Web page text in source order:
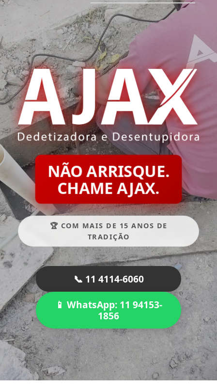
NÃO ARRISQUE.
CHAME AJAX.
🏆 COM MAIS DE 15 ANOS DE
TRADIÇÃO
📞 11 4114-6060
📱 WhatsApp: 11 94153-
1856